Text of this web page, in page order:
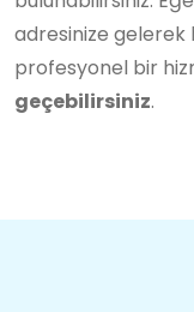
adresinize gelerek
profesyonel bir
geçebilirsiniz.